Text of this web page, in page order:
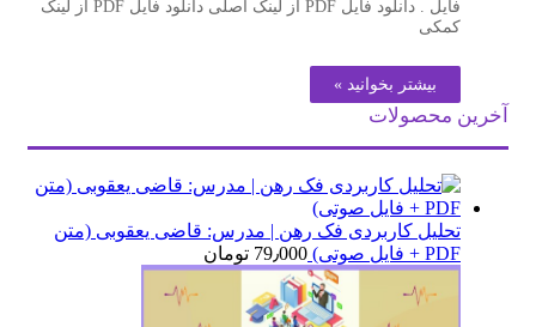
فایل . دانلود فایل PDF از لینک اصلی دانلود فایل PDF از لینک
کمکی
بیشتر بخوانید »
آخرین محصولات
تحلیل کاربردی فک رهن | مدرس: قاضی یعقوبی (متن
PDF + فایل صوتی)
79٫000 تومان